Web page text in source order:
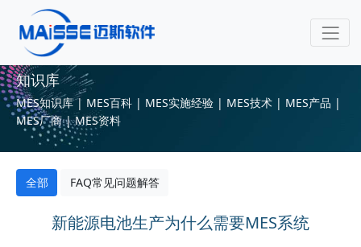
知识库
MES知识库 | MES百科 | MES实施经验 | MES技术 | MES产品 |
MES厂商 | MES资料
全部 FAQ常见问题解答
新能源电池生产为什么需要MES系统